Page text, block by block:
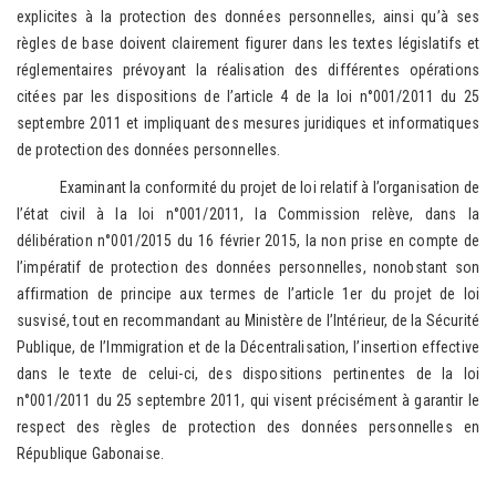
explicites à la protection des données personnelles, ainsi qu’à ses
règles de base doivent clairement figurer dans les textes législatifs et
réglementaires prévoyant la réalisation des différentes opérations
citées par les dispositions de l’article 4 de la loi n°001/2011 du 25
septembre 2011 et impliquant des mesures juridiques et informatiques
de protection des données personnelles.
Examinant la conformité du projet de loi relatif à l’organisation de
l’état civil à la loi n°001/2011, la Commission relève, dans la
délibération n°001/2015 du 16 février 2015, la non prise en compte de
l’impératif de protection des données personnelles, nonobstant son
affirmation de principe aux termes de l’article 1er du projet de loi
susvisé, tout en recommandant au Ministère de l’Intérieur, de la Sécurité
Publique, de l’Immigration et de la Décentralisation, l’insertion effective
dans le texte de celui-ci, des dispositions pertinentes de la loi
n°001/2011 du 25 septembre 2011, qui visent précisément à garantir le
respect des règles de protection des données personnelles en
République Gabonaise.